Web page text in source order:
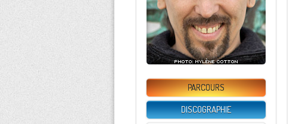
PARCOURS
DISCOGRAPHIE